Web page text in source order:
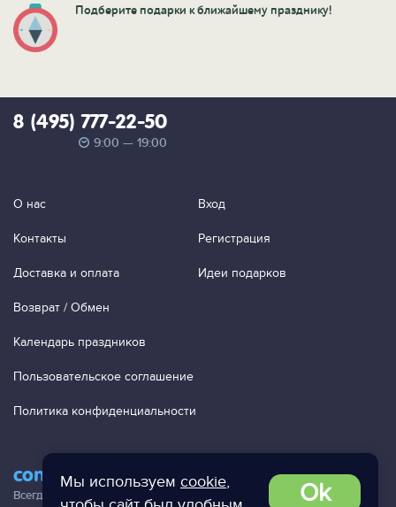
Мы используем cookie,
Ok
Подберите подарки к ближайшему празднику!
contact@ac-studio.ru
Всегда отвечаем на ваши письма!
8 (495) 777-22-50
9:00 — 19:00
О нас
Контакты
Доставка и оплата
Возврат / Обмен
Календарь праздников
Пользовательское соглашение
Политика конфиденциальности
Вход
Регистрация
Идеи подарков